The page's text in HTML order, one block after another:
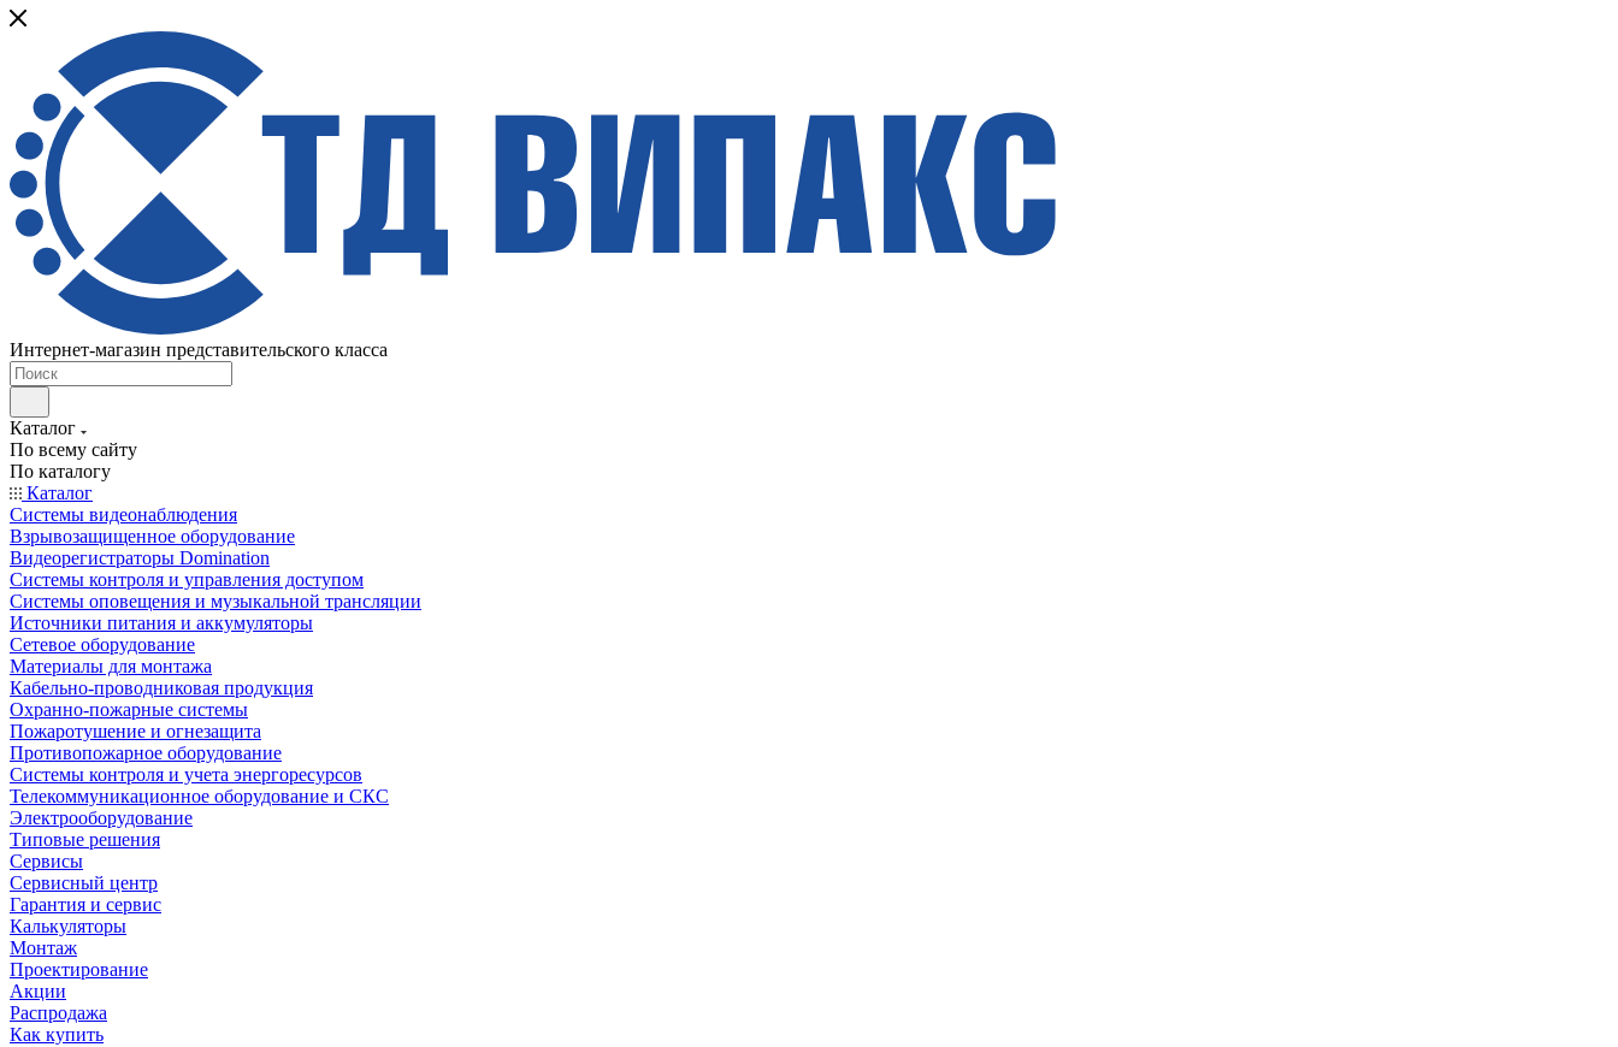
Интернет-магазин представительского класса
Каталог
По всему сайту
По каталогу
Каталог
Системы видеонаблюдения
Взрывозащищенное оборудование
Видеорегистраторы Domination
Системы контроля и управления доступом
Системы оповещения и музыкальной трансляции
Источники питания и аккумуляторы
Сетевое оборудование
Материалы для монтажа
Кабельно-проводниковая продукция
Охранно-пожарные системы
Пожаротушение и огнезащита
Противопожарное оборудование
Системы контроля и учета энергоресурсов
Телекоммуникационное оборудование и СКС
Электрооборудование
Типовые решения
Сервисы
Сервисный центр
Гарантия и сервис
Калькуляторы
Монтаж
Проектирование
Акции
Распродажа
Как купить